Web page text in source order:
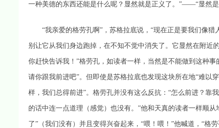
一种美德的东西还能是什么呢？显然就是正义了。”——“显然
“我亲爱的格劳孔啊”，苏格拉底说，“现在正是要我们像猎
别让它从我们身边跑掉，在不知不觉中消失了。它显然在附近
你赶快告诉我！”格劳孔，如读者一样，当然是不能做到这种
请你跟我前进吧”。但即使是苏格拉底也发现这块所在地“难
样，我们总得前进”。格劳孔并没有这么反抗：“怎么前进？靠
的话中连一点道理（感觉）也没有。”他和天真的读者一样顺
了”（我们没有）并且变得兴奋起来，“喂！喂！”他喊道，“格